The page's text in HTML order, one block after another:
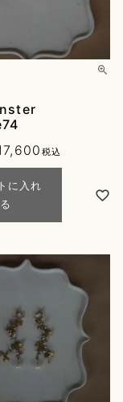
税込
に入れ
る